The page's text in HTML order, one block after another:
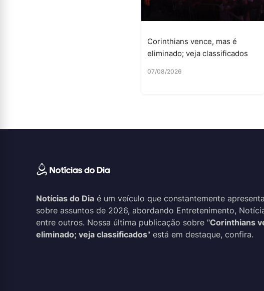
Corinthians vence, mas é
eliminado; veja classificados
07/08/2026
Notícias do Dia é um veículo que constantemente
sobre assuntos de 2026, abordando Entretenimento,
entre outros. Nossa última publicação sobre "Corinthians
eliminado; veja classificados" está em destaque, confira.